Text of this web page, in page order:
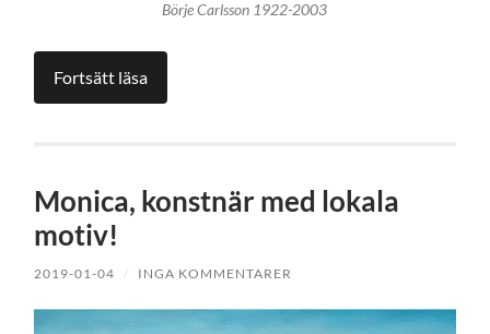
Börje Carlsson 1922-2003
Fortsätt läsa
Monica, konstnär med lokala
motiv!
2019-01-04 / INGA KOMMENTARER